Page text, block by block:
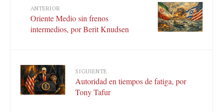
ANTERIOR
Oriente Medio sin frenos
intermedios, por Berit Knudsen
SIGUIENTE
Autoridad en tiempos de fatiga, por
Tony Tafur